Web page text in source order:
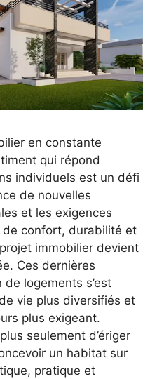
en constante
qui répond
individuels est un défi
de nouvelles
et les exigences
confort, durabilité et
immobilier devient
Ces dernières
logements s’est
vie plus diversifiés et
plus exigeant.
seulement d’ériger
un habitat sur
pratique et